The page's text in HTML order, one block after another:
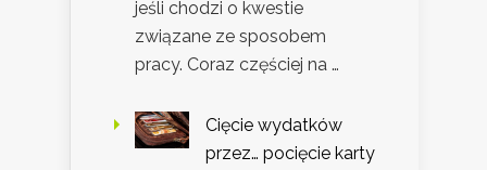
jeśli chodzi o kwestie
związane ze sposobem
pracy. Coraz częściej na …
Cięcie wydatków
przez… pocięcie karty